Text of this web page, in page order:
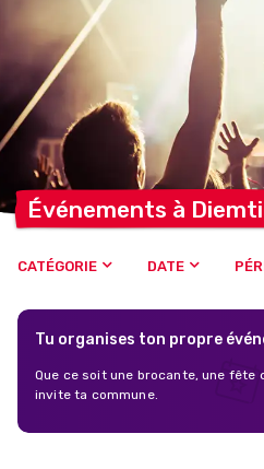
Événements à
CATÉGORIE DATE
Tu organises ton propre
Que ce soit une brocante, une fête
invite ta commune.